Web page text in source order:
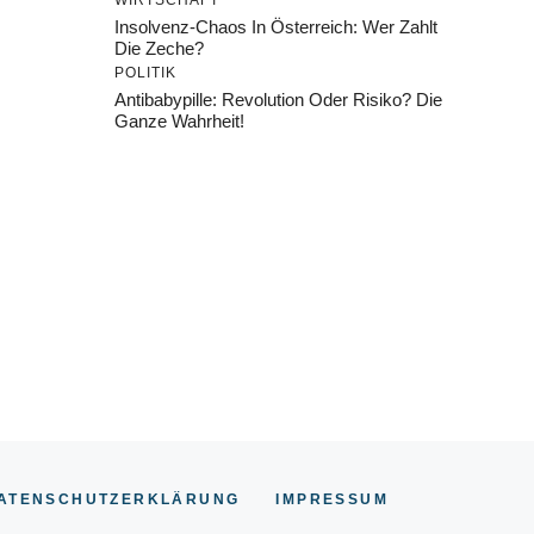
Insolvenz-Chaos In Österreich: Wer Zahlt
Die Zeche?
POLITIK
Antibabypille: Revolution Oder Risiko? Die
Ganze Wahrheit!
IMPRESSU M